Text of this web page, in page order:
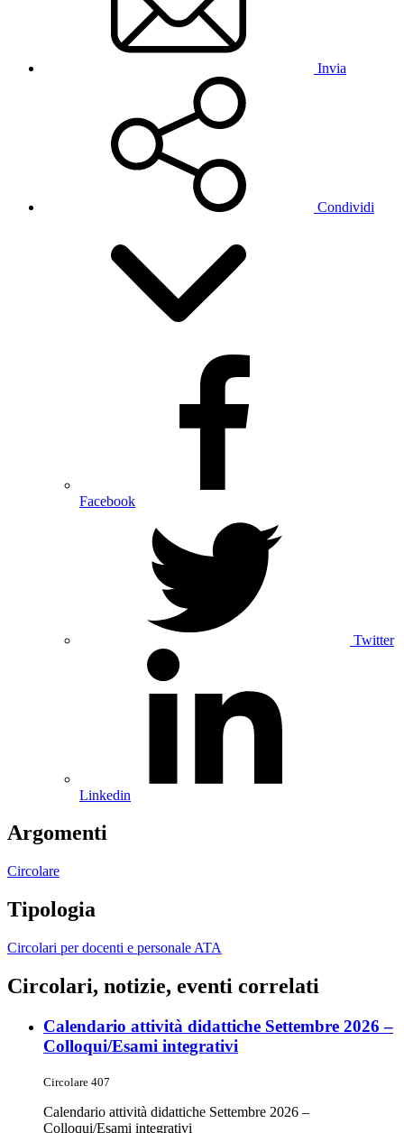
Invia
Condividi
Facebook
Twitter
Linkedin
Argomenti
Circolare
Tipologia
Circolari per docenti e personale ATA
Circolari, notizie, eventi correlati
Calendario attività didattiche Settembre 2026 –
Colloqui/Esami integrativi
Circolare 407
Calendario attività didattiche Settembre 2026 –
Colloqui/Esami integrativi